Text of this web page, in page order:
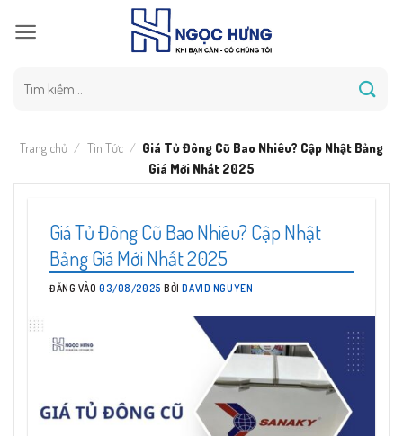
qua
kiếm:
Trang chủ / Tin Tức / Giá Tủ Đông Cũ Bao Nhiêu? Cập Nhật Bảng
Giá Mới Nhất 2025
Giá Tủ Đông Cũ Bao Nhiêu? Cập Nhật
Bảng Giá Mới Nhất 2025
ĐĂNG VÀO03/08/2025 BỞIDAVID NGUYEN